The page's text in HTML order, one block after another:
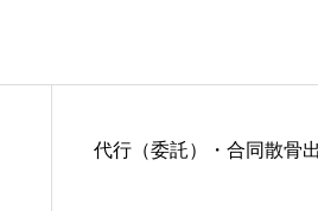
代行（委託）・合同散骨